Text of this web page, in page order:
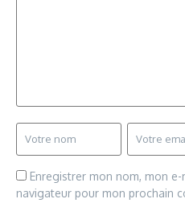
Enregistrer mon nom, mon
navigateur pour mon prochain